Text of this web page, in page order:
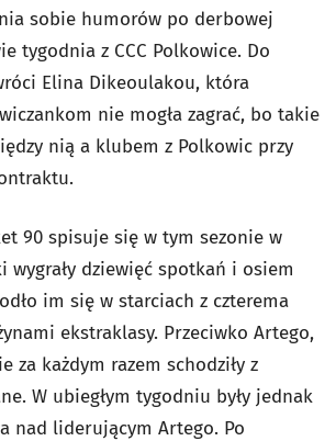
sobie humorów po derbowej
tygodnia z CCC Polkowice. Do
Elina Dikeoulakou, która
nie mogła zagrać, bo takie
nią a klubem z Polkowic przy
90 spisuje się w tym sezonie w
wygrały dziewięć spotkań i osiem
im się w starciach z czterema
ekstraklasy. Przeciwko Artego,
za każdym razem schodziły z
W ubiegłym tygodniu były jednak
nad liderującym Artego. Po